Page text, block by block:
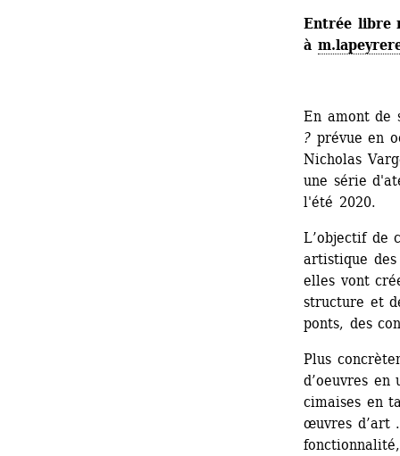
Entrée libre
à
En amont de
? prévue en
Nicholas
une série
l'été 2020.
L’objectif de
artistique
elles vont
structure et
ponts, des
Plus
d’oeuvres
cimaises en
œuvres d’art